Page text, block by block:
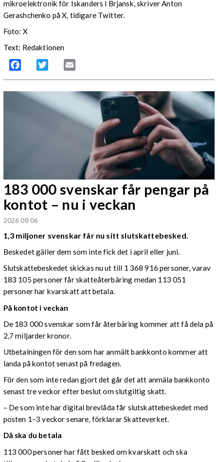
mikroelektronik för Iskanders i Brjansk, skriver Anton
Gerashchenko på X, tidigare Twitter.
Foto: X
Text: Redaktionen
Facebook Twitter
183 000 svenskar får pengar på
kontot – nu i veckan
2026 08 06
1,3 miljoner svenskar får nu sitt slutskattebesked.
Beskedet gäller dem som inte fick det i april eller juni.
Slutskattebeskedet skickas nu ut till 1 368 916 personer, varav
183 105 personer får skatteåterbäring medan 113 051
personer har kvarskatt att betala.
På kontot i veckan
De 183 000 svenskar som får återbäring kommer att få dela på
2,7 miljarder kronor.
Utbetalningen för den som har anmält bankkonto kommer att
landa på kontot senast på fredagen.
För den som inte redan gjort det går det att anmäla bankkonto
senast tre veckor efter beslut om slutgiltig skatt.
– De som inte har digital brevlåda får slutskattebeskedet med
posten 1–3 veckor senare, förklarar Skatteverket.
Då ska du betala
113 000 personer har fått besked om kvarskatt och ska